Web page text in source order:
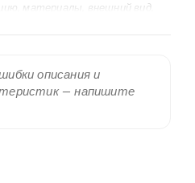
материалы, внешний вид,
сертификатах, маркировке
Информация,
для ознакомления и
описания и
— напишите